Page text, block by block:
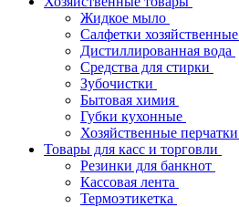
Жидкое мыло
Салфетки хозяйственные
Дистиллированная вода
Средства для стирки
Зубочистки
Бытовая химия
Губки кухонные
Хозяйственные перчатки
Товары для касс и торговли
Резинки для банкнот
Кассовая лента
Термоэтикетка